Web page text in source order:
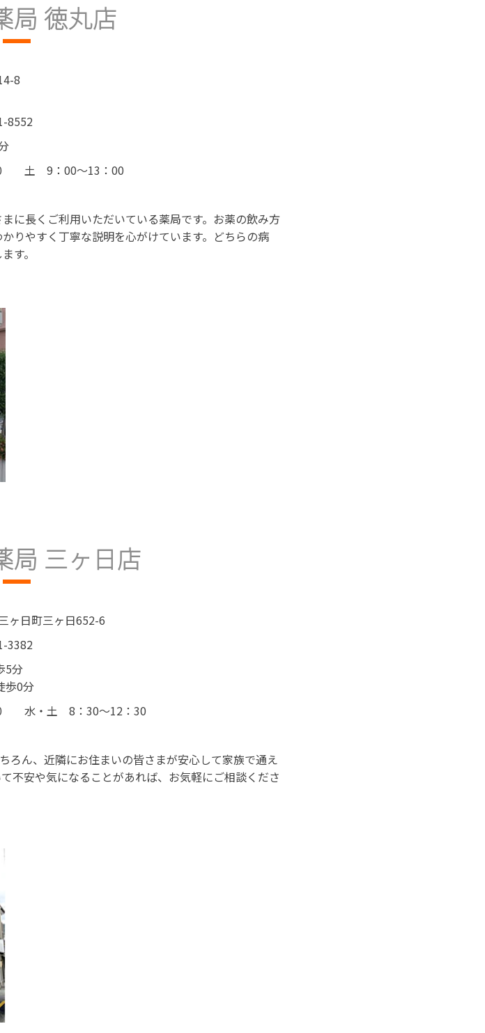
局 徳丸店
8
8552
土 9：00～13：00
に長くご利用いただいている薬局です。お薬の飲み方
りやすく丁寧な説明を心がけています。どちらの病
す。
局 三ヶ日店
ヶ日町三ヶ日652-6
3382
5分
歩0分
水・土 8：30～12：30
ろん、近隣にお住まいの皆さまが安心して家族で通え
不安や気になることがあれば、お気軽にご相談くださ